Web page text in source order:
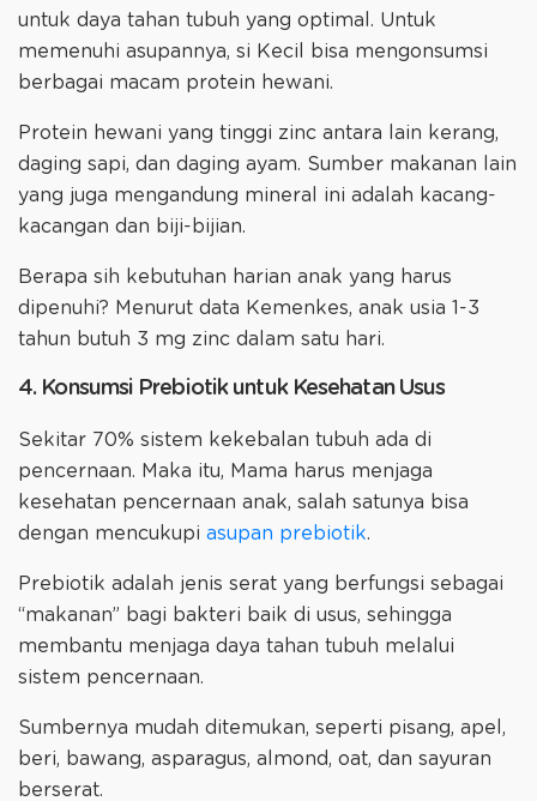
untuk daya tahan tubuh yang optimal. Untuk
memenuhi asupannya, si Kecil bisa mengonsumsi
berbagai macam protein hewani.
Protein hewani yang tinggi zinc antara lain kerang,
daging sapi, dan daging ayam. Sumber makanan lain
yang juga mengandung mineral ini adalah kacang-
kacangan dan biji-bijian.
Berapa sih kebutuhan harian anak yang harus
dipenuhi? Menurut data Kemenkes, anak usia 1-3
tahun butuh 3 mg zinc dalam satu hari.
4. Konsumsi Prebiotik untuk Kesehatan Usus
Sekitar 70% sistem kekebalan tubuh ada di
pencernaan. Maka itu, Mama harus menjaga
kesehatan pencernaan anak, salah satunya bisa
dengan mencukupi asupan prebiotik.
Prebiotik adalah jenis serat yang berfungsi sebagai
“makanan” bagi bakteri baik di usus, sehingga
membantu menjaga daya tahan tubuh melalui
sistem pencernaan.
Sumbernya mudah ditemukan, seperti pisang, apel,
beri, bawang, asparagus, almond, oat, dan sayuran
berserat.